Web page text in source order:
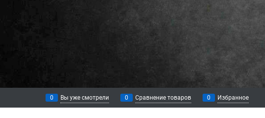
0 Вы уже смотрели 0 Сравнение товаров 0 Избранное